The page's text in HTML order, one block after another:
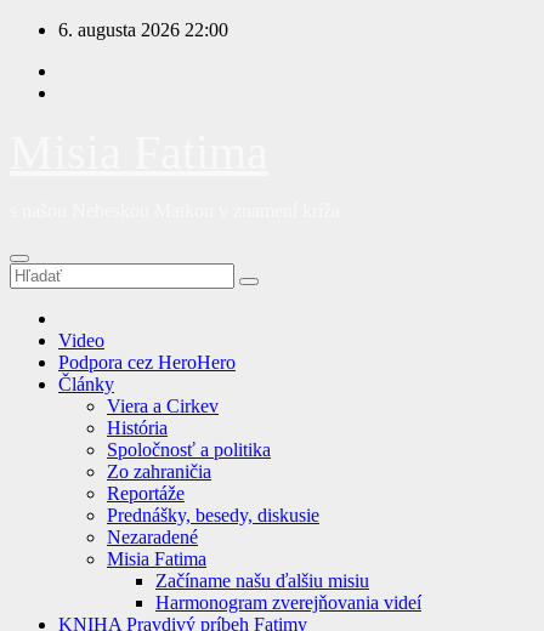
Prejsť
obsah
6. augusta 2026 22:00
Video
Podpora cez HeroHero
Články
Viera a Cirkev
História
Spoločnosť a politika
Zo zahraničia
Reportáže
Prednášky, besedy, diskusie
Nezaradené
Misia Fatima
Začíname našu ďalšiu misiu
Harmonogram zverejňovania videí
KNIHA Pravdivý príbeh Fatimy